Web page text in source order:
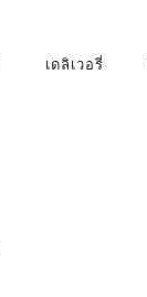
เดลิเวอรี่